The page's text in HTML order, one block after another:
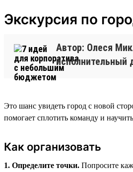
Экскурсия по
Автор: Олеся
исполнительный
Это шанс увидеть город с новой
помогает сплотить команду и
Как организовать
1. Определите точки. Попросите